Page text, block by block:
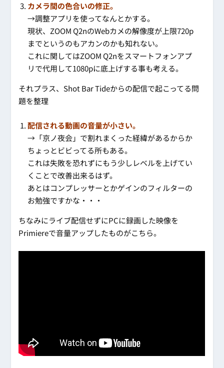
カメラ間の色合いの修正。
→調整アプリを使ってなんとかする。
現状、ZOOM Q2nのWebカメの解像度が上限720p
までというのもアカンのかも知れない。
これに関してはZOOM Q2nをスマートフォンアプ
リで代用して1080pに底上げする事も考える。
それプラス、Shot Bar Tideからの配信で起こってる問
題を整理
配信される動画の音量が小さい。
→「京ノ夜会」で割れまくった経緯があるからか
ちょっとビビってる所もある。
これは失敗を恐れずにもう少しレベルを上げてい
くことで改善出来るはず。
あとはコンプレッサーとかゲインのフィルターの
お勉強ですかな・・・
ちなみにライブ配信せずにPCに録画した映像を
Primiereで音量アップしたものがこちら。